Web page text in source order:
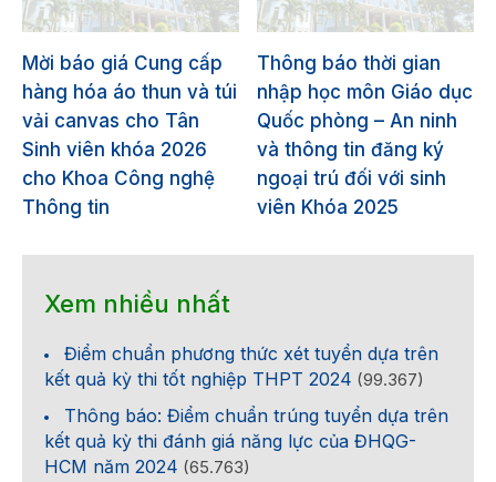
Mời báo giá Cung cấp
hàng hóa áo thun và túi
vải canvas cho Tân
Sinh viên khóa 2026
cho Khoa Công nghệ
Thông tin
Thông báo thời gian
nhập học môn Giáo dục
Quốc phòng – An ninh
và thông tin đăng ký
ngoại trú đối với sinh
viên Khóa 2025
Xem nhiều nhất
Điểm chuẩn phương thức xét tuyển dựa trên
kết quả kỳ thi tốt nghiệp THPT 2024 (99.367)
Thông báo: Điểm chuẩn trúng tuyển dựa trên
kết quả kỳ thi đánh giá năng lực của ĐHQG-
HCM năm 2024 (65.763)